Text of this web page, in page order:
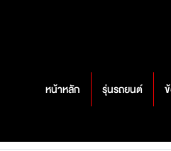
หน้าหลัก รุ่นรถยนต์